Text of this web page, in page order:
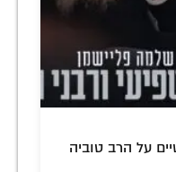
על הרב טוביה